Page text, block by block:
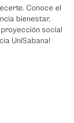
Conoce el
bienestar,
social
UniSabana!